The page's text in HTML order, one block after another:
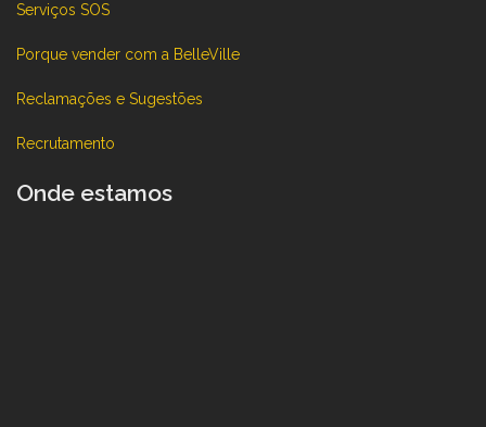
Serviços SOS
Porque vender com a BelleVille
Reclamações e Sugestões
Recrutamento
Onde estamos